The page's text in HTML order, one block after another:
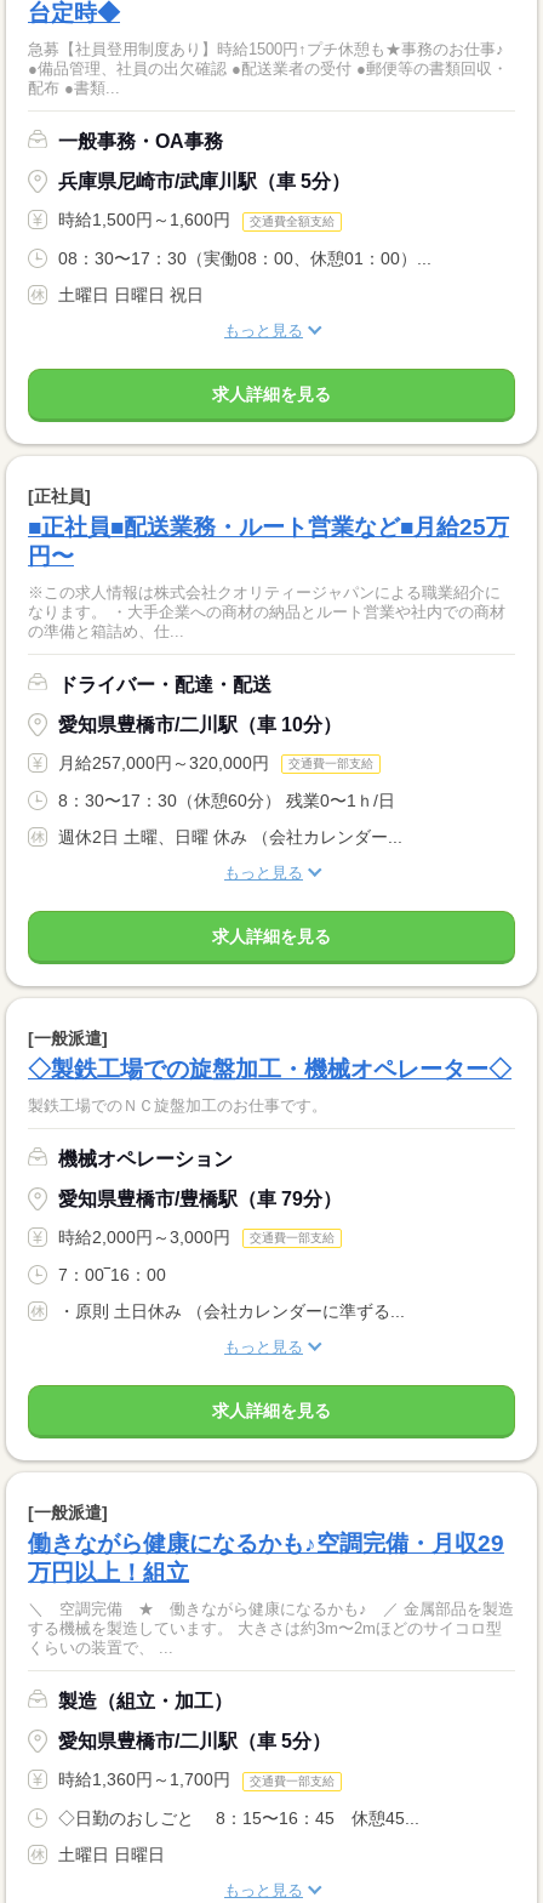
台定時◆
急募【社員登用制度あり】時給1500円↑プチ休憩も★事務のお仕事♪
●備品管理、社員の出欠確認 ●配送業者の受付 ●郵便等の書類回収・
配布 ●書類...
一般事務・OA事務
兵庫県尼崎市/武庫川駅（車 5分）
時給1,500円～1,600円 交通費全額支給
08：30〜17：30（実働08：00、休憩01：00）...
土曜日 日曜日 祝日
もっと見る
求人詳細を見る
[正社員]
■正社員■配送業務・ルート営業など■月給25万
円〜
※この求人情報は株式会社クオリティージャパンによる職業紹介に
なります。 ・大手企業への商材の納品とルート営業や社内での商材
の準備と箱詰め、仕...
ドライバー・配達・配送
愛知県豊橋市/二川駅（車 10分）
月給257,000円～320,000円 交通費一部支給
8：30〜17：30（休憩60分） 残業0〜1ｈ/日
週休2日 土曜、日曜 休み （会社カレンダー...
もっと見る
求人詳細を見る
[一般派遣]
◇製鉄工場での旋盤加工・機械オペレーター◇
製鉄工場でのＮＣ旋盤加工のお仕事です。
機械オペレーション
愛知県豊橋市/豊橋駅（車 79分）
時給2,000円～3,000円 交通費一部支給
7：00‾16：00
・原則 土日休み （会社カレンダーに準ずる...
もっと見る
求人詳細を見る
[一般派遣]
働きながら健康になるかも♪空調完備・月収29
万円以上！組立
＼ 空調完備 ★ 働きながら健康になるかも♪ ／ 金属部品を製造
する機械を製造しています。 大きさは約3m〜2mほどのサイコロ型
くらいの装置で、 ...
製造（組立・加工）
愛知県豊橋市/二川駅（車 5分）
時給1,360円～1,700円 交通費一部支給
◇日勤のおしごと 8：15〜16：45 休憩45...
土曜日 日曜日
もっと見る